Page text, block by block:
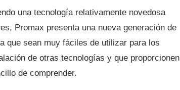
una tecnología relativamente novedosa
Promax presenta una nueva generación de
que sean muy fáciles de utilizar para los
de otras tecnologías y que proporcionen
de comprender.